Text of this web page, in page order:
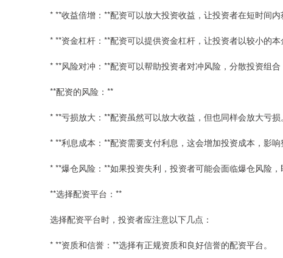
* **收益倍增：**配资可以放大投资收益，让投资者在短时间内
* **资金杠杆：**配资可以提供资金杠杆，让投资者以较小的
* **风险对冲：**配资可以帮助投资者对冲风险，分散投资组合
**配资的风险：**
* **亏损放大：**配资虽然可以放大收益，但也同样会放大亏
* **利息成本：**配资需要支付利息，这会增加投资成本，影响
* **爆仓风险：**如果投资失利，投资者可能会面临爆仓风险，
**选择配资平台：**
选择配资平台时，投资者应注意以下几点：
* **资质和信誉：**选择有正规资质和良好信誉的配资平台。